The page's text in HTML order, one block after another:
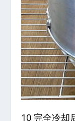
10 完全冷却